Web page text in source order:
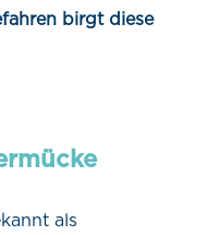
birgt diese
als